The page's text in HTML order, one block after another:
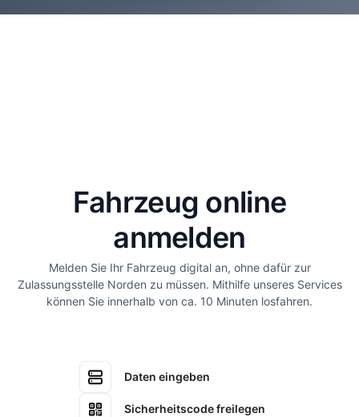
Fahrzeug online
anmelden
Melden Sie Ihr Fahrzeug digital an, ohne dafür zur
Zulassungsstelle Norden zu müssen. Mithilfe unseres Services
können Sie innerhalb von ca. 10 Minuten losfahren.
Daten eingeben
Sicherheitscode freilegen